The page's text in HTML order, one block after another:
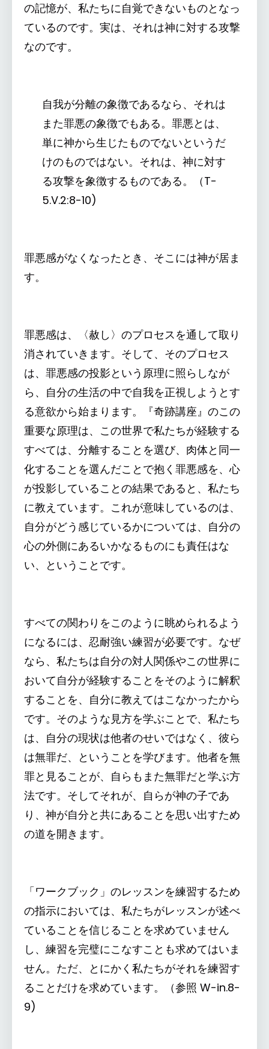
の記憶が、私たちに自覚できないものとなっ
ているのです。実は、それは神に対する攻撃
なのです。
自我が分離の象徴であるなら、それは
また罪悪の象徴でもある。罪悪とは、
単に神から生じたものでないというだ
けのものではない。それは、神に対す
る攻撃を象徴するものである。（T-
5.V.2:8-10)
罪悪感がなくなったとき、そこには神が居ま
す。
罪悪感は、〈赦し〉のプロセスを通して取り
消されていきます。そして、そのプロセス
は、罪悪感の投影という原理に照らしなが
ら、自分の生活の中で自我を正視しようとす
る意欲から始まります。『奇跡講座』のこの
重要な原理は、この世界で私たちが経験する
すべては、分離することを選び、肉体と同一
化することを選んだことで抱く罪悪感を、心
が投影していることの結果であると、私たち
に教えています。これが意味しているのは、
自分がどう感じているかについては、自分の
心の外側にあるいかなるものにも責任はな
い、ということです。
すべての関わりをこのように眺められるよう
になるには、忍耐強い練習が必要です。なぜ
なら、私たちは自分の対人関係やこの世界に
おいて自分が経験することをそのように解釈
することを、自分に教えてはこなかったから
です。そのような見方を学ぶことで、私たち
は、自分の現状は他者のせいではなく、彼ら
は無罪だ、ということを学びます。他者を無
罪と見ることが、自らもまた無罪だと学ぶ方
法です。そしてそれが、自らが神の子であ
り、神が自分と共にあることを思い出すため
の道を開きます。
「ワークブック」のレッスンを練習するため
の指示においては、私たちがレッスンが述べ
ていることを信じることを求めていません
し、練習を完璧にこなすことも求めてはいま
せん。ただ、とにかく私たちがそれを練習す
ることだけを求めています。（参照 W-in.8-
9)